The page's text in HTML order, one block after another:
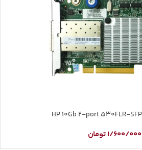
1/600/000 تومان